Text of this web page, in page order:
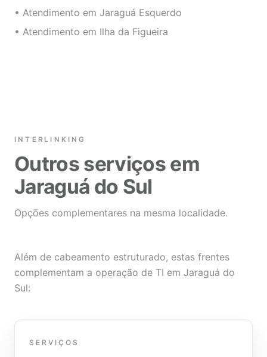
• Atendimento em Jaraguá Esquerdo
• Atendimento em Ilha da Figueira
INTERLINKING
Outros serviços em
Jaraguá do Sul
Opções complementares na mesma localidade.
Além de cabeamento estruturado, estas frentes
complementam a operação de TI em Jaraguá do
Sul:
SERVIÇOS